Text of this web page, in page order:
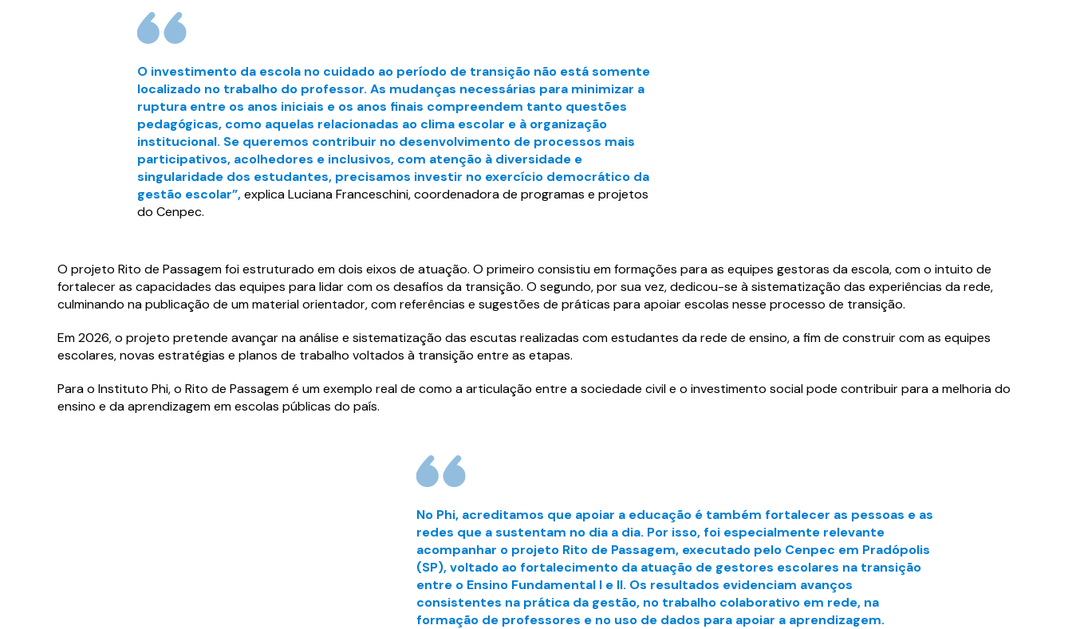
Preencha o formulário abaixo e tenha acesso ao conteúdo
logo em seguida.
Eu concordo em receber comunicações e estou de acordo com
apolítica de privacidade.
Preencha o formulário abaixo e tenha acesso ao conteúdo
logo em seguida.
Eu concordo em receber comunicações e estou de acordo com
apolítica de privacidade.
O investimento da escola no cuidado ao período de transição não está somente
localizado no trabalho do professor. As mudanças necessárias para minimizar a
ruptura entre os anos iniciais e os anos finais compreendem tanto questões
pedagógicas, como aquelas relacionadas ao clima escolar e à organização
institucional. Se queremos contribuir no desenvolvimento de processos mais
participativos, acolhedores e inclusivos, com atenção à diversidade e
singularidade dos estudantes, precisamos investir no exercício democrático da
gestão escolar”,explica Luciana Franceschini, coordenadora de programas e projetos
do Cenpec.
O projeto Rito de Passagem foi estruturado em dois eixos de atuação. O primeiro consistiu em formações para as equipes gestoras da escola, com o intuito de
fortalecer as capacidades das equipes para lidar com os desafios da transição. O segundo, por sua vez, dedicou-se à sistematização das experiências da rede,
culminando na publicação de um material orientador, com referências e sugestões de práticas para apoiar escolas nesse processo de transição.
Em 2026, o projeto pretende avançar na análise e sistematização das escutas realizadas com estudantes da rede de ensino, a fim de construir com as equipes
escolares, novas estratégias e planos de trabalho voltados à transição entre as etapas.
Para o Instituto Phi, o Rito de Passagem é um exemplo real de como a articulação entre a sociedade civil e o investimento social pode contribuir para a melhoria do
ensino e da aprendizagem em escolas públicas do país.
No Phi, acreditamos que apoiar a educação é também fortalecer as pessoas e as
redes que a sustentam no dia a dia. Por isso, foi especialmente relevante
acompanhar o projeto Rito de Passagem, executado pelo Cenpec em Pradópolis
(SP), voltado ao fortalecimento da atuação de gestores escolares na transição
entre o Ensino Fundamental I e II. Os resultados evidenciam avanços
consistentes na prática da gestão, no trabalho colaborativo em rede, na
formação de professores e no uso de dados para apoiar a aprendizagem.